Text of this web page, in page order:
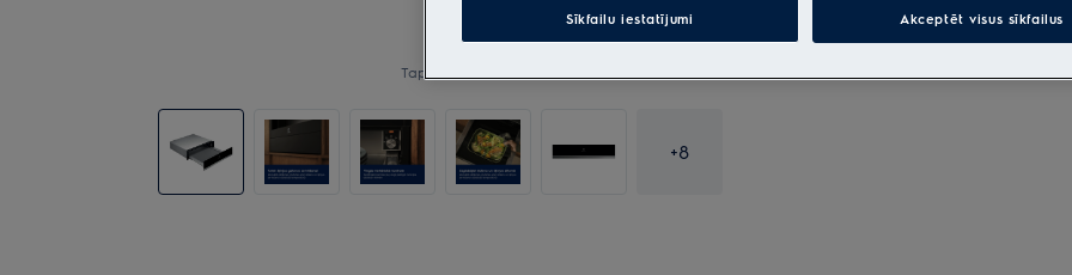
Tap to zoom
+8
Sīkfailu iestatījumi Akceptēt visus sīkfailus